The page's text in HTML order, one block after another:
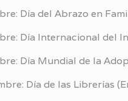
Día del Abrazo en
Día Internacional del
Día Mundial de la
Día de las Librerías